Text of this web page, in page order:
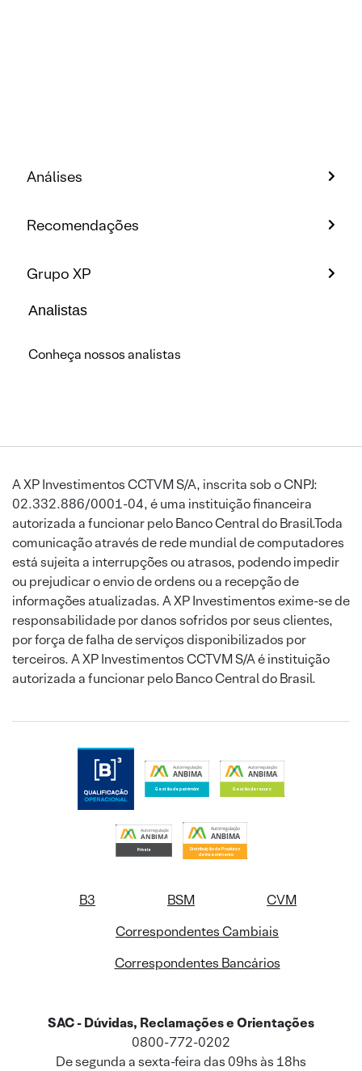
Análises
Recomendações
Grupo XP
Analistas
Conheça nossos analistas
A XP Investimentos CCTVM S/A, inscrita sob o CNPJ:
02.332.886/0001-04, é uma instituição financeira
autorizada a funcionar pelo Banco Central do Brasil.Toda
comunicação através de rede mundial de computadores
está sujeita a interrupções ou atrasos, podendo impedir
ou prejudicar o envio de ordens ou a recepção de
informações atualizadas. A XP Investimentos exime-se de
responsabilidade por danos sofridos por seus clientes,
por força de falha de serviços disponibilizados por
terceiros. A XP Investimentos CCTVM S/A é instituição
autorizada a funcionar pelo Banco Central do Brasil.
B3 BSM
CVM
Correspondentes Cambiais
Correspondentes Bancários
SAC - Dúvidas, Reclamações e Orientações
0800-772-0202
De segunda a sexta-feira das 09hs às 18hs